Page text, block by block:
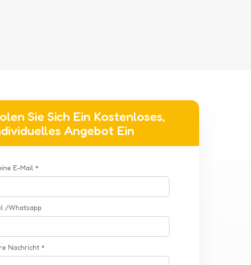
Sie Sich Ein Kostenloses,
Angebot Ein
E-Mail *
/Whatsapp
Nachricht *